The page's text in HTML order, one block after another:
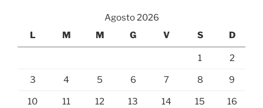
Agosto 2026
L
M M G V S D
1 2
3 4 5 6 7 8 9
10 11 12 13 14 15 16